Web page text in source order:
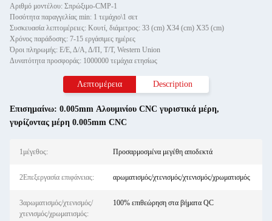
Αριθμό μοντέλου: Σπρώξιμο-CMP-1
Ποσότητα παραγγελίας min: 1 τεμάχιο\1 σετ
Συσκευασία λεπτομέρειες: Κουτί, διάμετρος: 33 (cm) X34 (cm) X35 (cm)
Χρόνος παράδοσης: 7-15 εργάσιμες ημέρες
Όροι πληρωμής: Ε/Ε, Δ/Α, Δ/Π, Τ/Τ, Western Union
Δυνατότητα προσφοράς: 1000000 τεμάχια ετησίως
Λεπτομέρεια Description
Επισημαίνω: 0.005mm Αλουμινίου CNC γυριστικά μέρη,
γυρίζοντας μέρη 0.005mm CNC
1μέγεθος: Προσαρμοσμένα μεγέθη αποδεκτά
2Επεξεργασία επιφάνειας: αρωματισμός/χτενισμός/χτενισμός/χρωματισμός
3αρωματισμός/χτενισμός/
χτενισμός/χρωματισμός:
100% επιθεώρηση στα βήματα QC